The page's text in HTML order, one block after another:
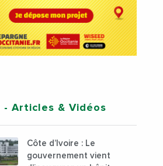
- Articles & Vidéos
Côte d’Ivoire : Le
gouvernement vient